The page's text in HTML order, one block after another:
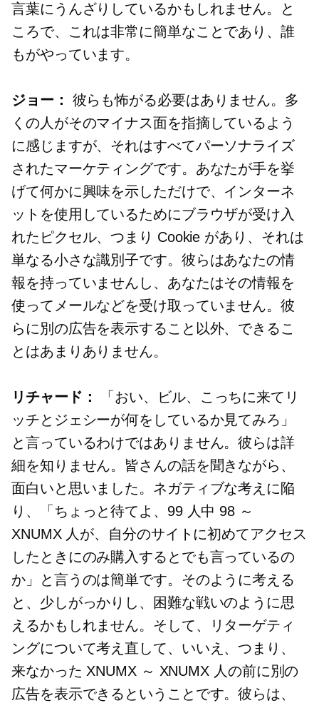
言葉にうんざりしているかもしれません。と
ころで、これは非常に簡単なことであり、誰
もがやっています。
ジョー：
彼らも怖がる必要はありません。多
くの人がそのマイナス面を指摘しているよう
に感じますが、それはすべてパーソナライズ
されたマーケティングです。あなたが手を挙
げて何かに興味を示しただけで、インターネ
ットを使用しているためにブラウザが受け入
れたピクセル、つまり Cookie があり、それは
単なる小さな識別子です。彼らはあなたの情
報を持っていませんし、あなたはその情報を
使ってメールなどを受け取っていません。彼
らに別の広告を表示すること以外、できるこ
とはあまりありません。
リチャード：
「おい、ビル、こっちに来てリ
ッチとジェシーが何をしているか見てみろ」
と言っているわけではありません。彼らは詳
細を知りません。皆さんの話を聞きながら、
面白いと思いました。ネガティブな考えに陥
り、「ちょっと待てよ、99 人中 98 ～
XNUMX 人が、自分のサイトに初めてアクセス
したときにのみ購入するとでも言っているの
か」と言うのは簡単です。そのように考える
と、少しがっかりし、困難な戦いのように思
えるかもしれません。そして、リターゲティ
ングについて考え直して、いいえ、つまり、
来なかった XNUMX ～ XNUMX 人の前に別の
広告を表示できるということです。彼らは、